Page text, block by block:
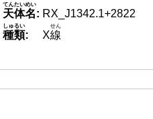
天体名
てんたいめい
: RX_J1342.1+2822
種類
しゅるい
: X線
せん